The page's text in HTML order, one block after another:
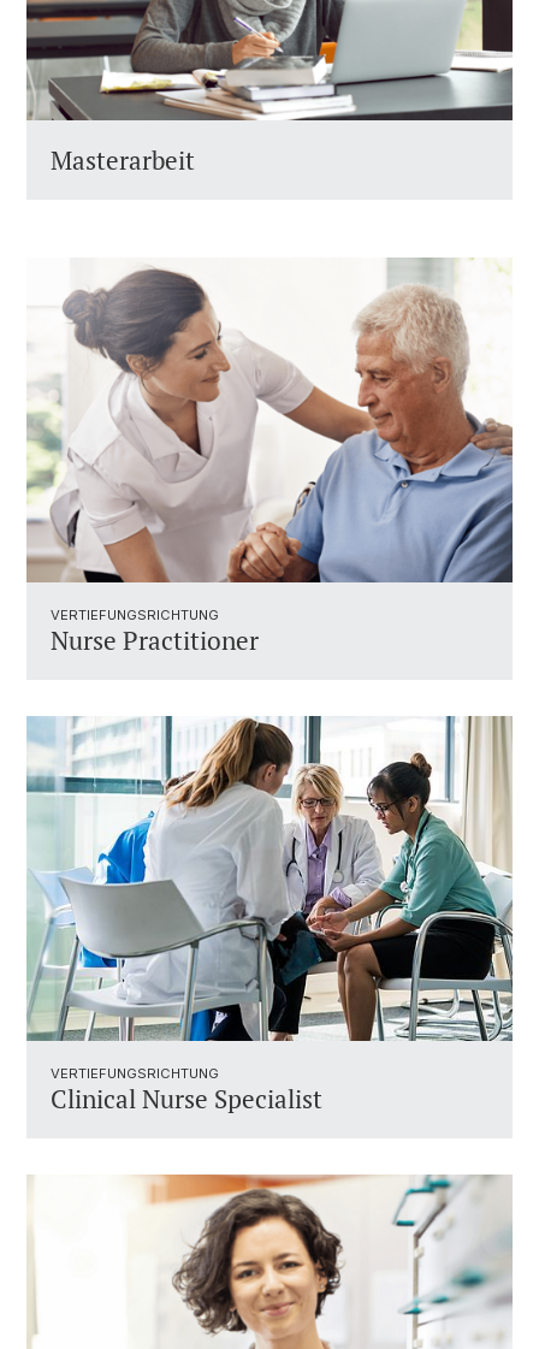
Masterarbeit
VERTIEFUNGSRICHTUNG
Nurse Practitioner
VERTIEFUNGSRICHTUNG
Clinical Nurse Specialist